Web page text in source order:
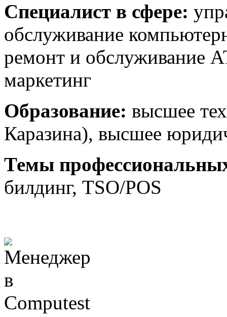
Специалист в сфере:
обслуживание
ремонт и обслуживание
маркетинг
Образование: высшее
Каразина), высшее
Темы
билдинг, ТSО/POS